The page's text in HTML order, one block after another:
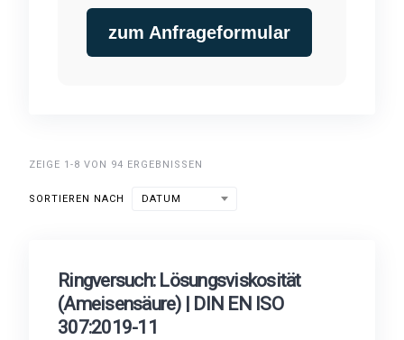
zum Anfrageformular
ZEIGE 1-8 VON 94 ERGEBNISSEN
SORTIEREN NACH DATUM
Ringversuch: Lösungsviskosität
(Ameisensäure) | DIN EN ISO
307:2019-11